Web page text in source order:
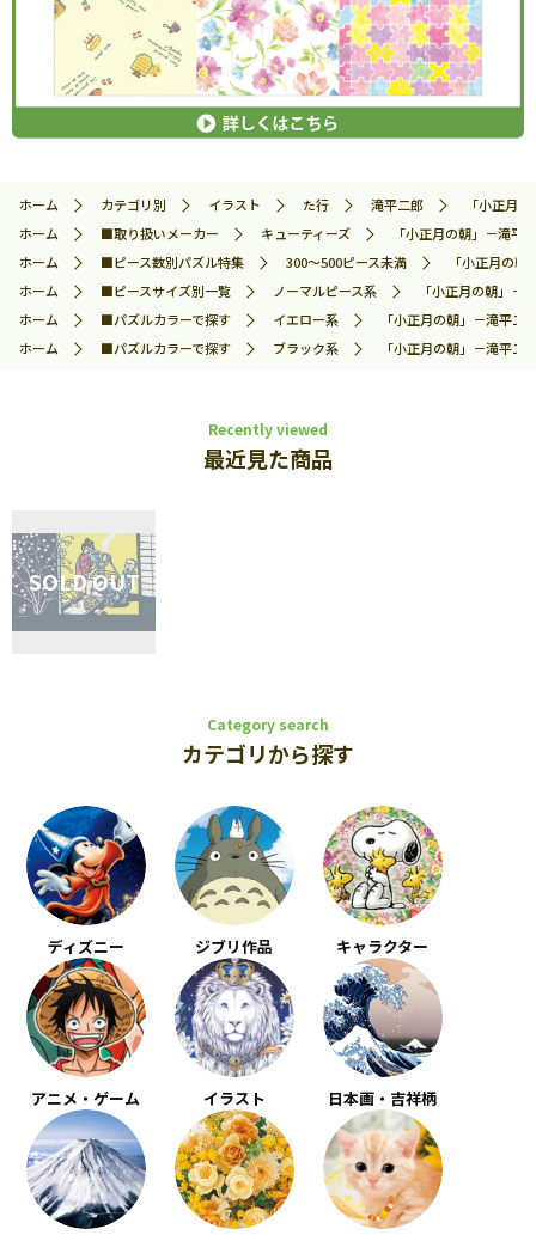
ホーム カテゴリ別 イラスト た行 滝平二郎
「小正月
ホーム
■取り扱いメーカー キューティーズ
「小正月の朝」－滝
ホーム
■ピース数別パズル特集 300～500ピース未満
「小正月の
ホーム
■ピースサイズ別一覧 ノーマルピース系
「小正月の朝」
ホーム
■パズルカラーで探す イエロー系
「小正月の朝」－滝平
ホーム
■パズルカラーで探す ブラック系 「小正月の朝」－滝平
Recently viewed
最近見た商品
Category search
カテゴリから探す
ディズニー ジブリ作品 キャラクター
アニメ・ゲーム イラスト 日本画・吉祥柄